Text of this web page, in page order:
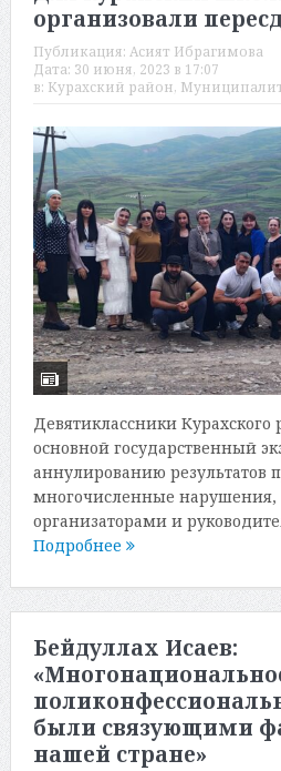
организовали
Публикация: Асият Ибрагимова
Дата: 30 июня, 2023 в 17:07
в: Курахский район,
Девятиклассники Курахского
основной государственный
аннулированию результатов
многочисленные
организаторами и
Подробнее
Бейдуллах Исаев:
были связующими
нашей стране»